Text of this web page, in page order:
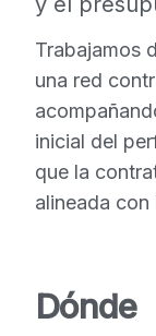
Trabajamos
una red
inicial del
que la
alineada
Dónde